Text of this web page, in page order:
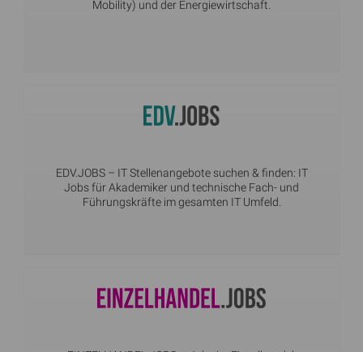
Mobility) und der Energiewirtschaft.
EDV.JOBS– IT Stellenangebote suchen & finden: IT
Jobs für Akademiker und technische Fach- und
Führungskräfte im gesamten IT Umfeld.